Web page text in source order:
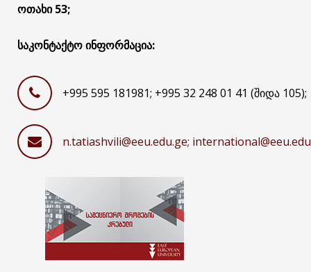
ოთახი53;
საკონტაქტო ინფორმაცია:
+995 595 181981; +995 32 248 01 41 (შიდა 105);
n.tatiashvili@eeu.edu.ge;